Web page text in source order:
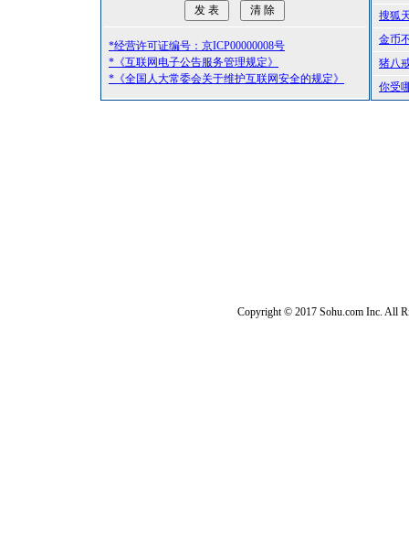
*经营许可证编号：京ICP00000008号
*《互联网电子公告服务管理规定》
*《全国人大常委会关于维护互联网安全的规定》
搜狐
金币
猪八
你受
Copyright © 2017 Sohu.com Inc. All